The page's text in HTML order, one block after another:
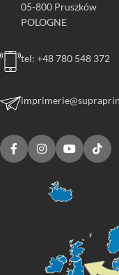
05-800 Pruszków
POLOGNE
tel: +48 780 548 372